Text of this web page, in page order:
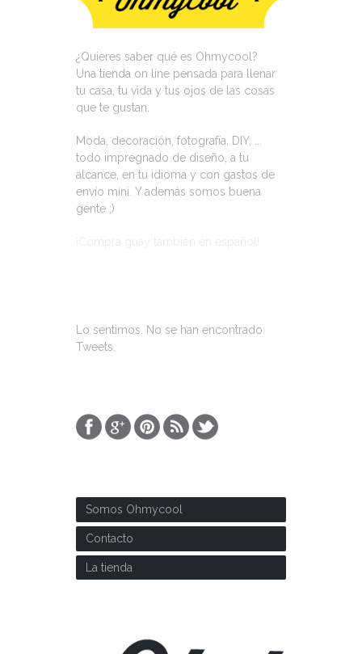
¿Quieres saber qué es Ohmycool?
Una tienda on line pensada para llenar
tu casa, tu vida y tus ojos de las cosas
que te gustan.
Moda, decoración, fotografía, DIY, ...
todo impregnado de diseño, a tu
alcance, en tu idioma y con gastos de
envío mini. Y además somos buena
gente ;)
Lo sentimos. No se han encontrado
Tweets.
Somos Ohmycool
Contacto
La tienda